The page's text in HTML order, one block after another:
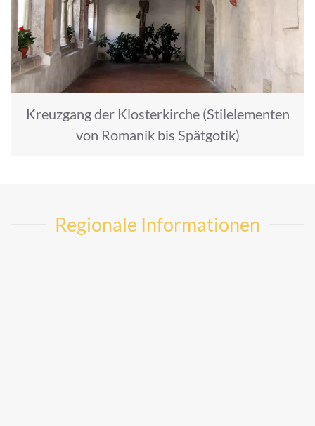
Kreuzgang der Klosterkirche (Stilelementen
von Romanik bis Spätgotik)
Regionale Informationen